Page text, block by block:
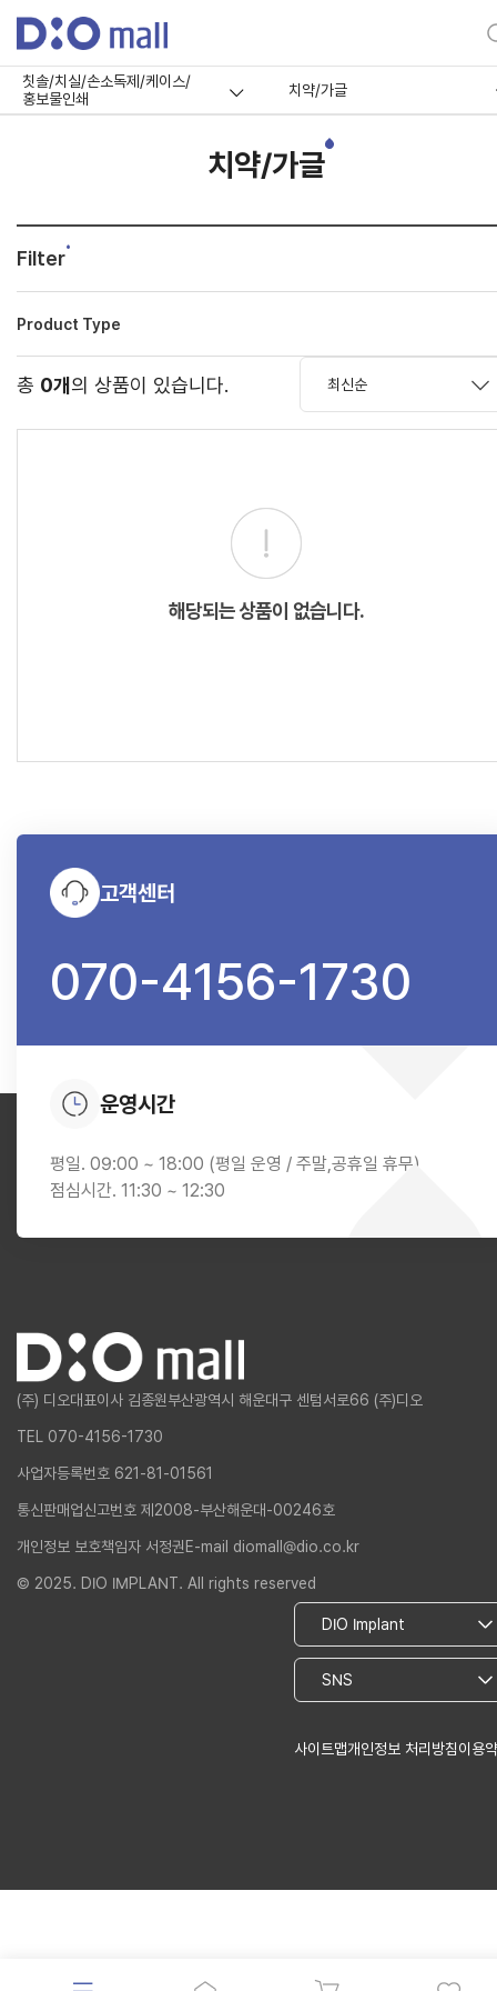
칫솔/치실/손소독제/케이스/
홍보물인쇄
치약/가글
치약/가글
Filter
Product Type
총 0개의 상품이 있습니다.
해당되는 상품이 없습니다.
고객센터
070-4156-1730
운영시간
평일. 09:00 ~ 18:00 (평일 운영 / 주말,공휴일 휴무)
점심시간. 11:30 ~ 12:30
(주) 디오대표이사 김종원부산광역시 해운대구 센텀서로66 (주)디오
TEL 070-4156-1730
사업자등록번호 621-81-01561
통신판매업신고번호 제2008-부산해운대-00246호
개인정보 보호책임자 서정권 E-mail diomall@dio.co.kr
© 2025. DIO IMPLANT. All rights reserved
사이트맵개인정보 처리방침이용